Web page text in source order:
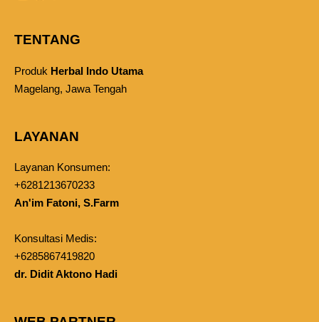
TENTANG
Produk Herbal Indo Utama
Magelang, Jawa Tengah
LAYANAN
Layanan Konsumen:
+6281213670233
An'im Fatoni, S.Farm
Konsultasi Medis:
+6285867419820
dr. Didit Aktono Hadi